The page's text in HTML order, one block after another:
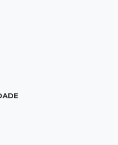
no Amazonas
no 0 a 0 pela 22ª